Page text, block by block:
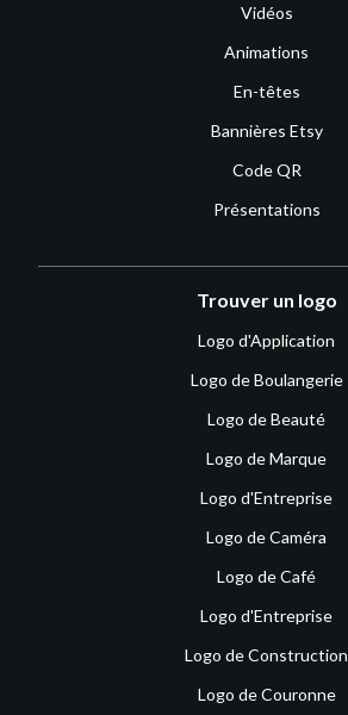
Vidéos
Animations
En-têtes
Bannières Etsy
Code QR
Présentations
Trouver un logo
Logo d'Application
Logo de Boulangerie
Logo de Beauté
Logo de Marque
Logo d'Entreprise
Logo de Caméra
Logo de Café
Logo d'Entreprise
Logo de Construction
Logo de Couronne